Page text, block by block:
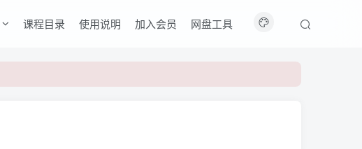
课程目录 使用说明 加入会员 网盘工具